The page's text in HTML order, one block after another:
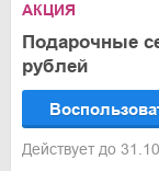
АКЦИЯ
Подарочные
рублей
Действует до